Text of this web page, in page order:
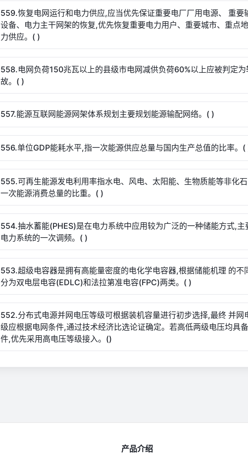
559.恢复电网运行和电力供应,应当优先保证重要电厂厂用电源、 重要
设备、电力主干网架的恢复,优先恢复重要电力用户、重要城市、重点
力供应。( )
558.电网负荷150兆瓦以上的县级市电网减供负荷60%以上应被判定为
故。( )
557.能源互联网能源网架体系规划主要规划能源输配网络。( )
556.单位GDP能耗水平,指一次能源供应总量与国内生产总值的比率。(
555.可再生能源发电利用率指水电、风电、太阳能、生物质能等非化
一次能源消费总量的比重。( )
554.抽水蓄能(PHES)是在电力系统中应用较为广泛的一种储能方式,主
电力系统的一次调频。( )
553.超级电容器是拥有高能量密度的电化学电容器,根据储能机理 的不
分为双电层电容(EDLC)和法拉第准电容(FPC)两类。( )
552.分布式电源并网电压等级可根据装机容量进行初步选择,最终 并网
级应根据电网条件,通过技术经济比选论证确定。若高低两级电压均具
件,优先采用高电压等级接入。()
产品介绍